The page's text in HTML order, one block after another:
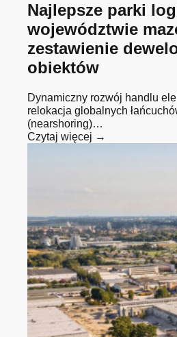
Najlepsze parki
województwie
zestawienie
obiektów
Dynamiczny rozwój handlu
relokacja globalnych
(nearshoring)…
Czytaj więcej →